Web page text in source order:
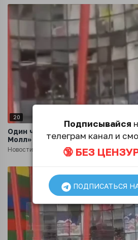
20
Один человек погиб во время
Молл» во Владикавказе
Новости 1 год назад
Подписывайся
телеграм канал и
🔞 БЕЗ
ПОДПИСАТЬСЯ